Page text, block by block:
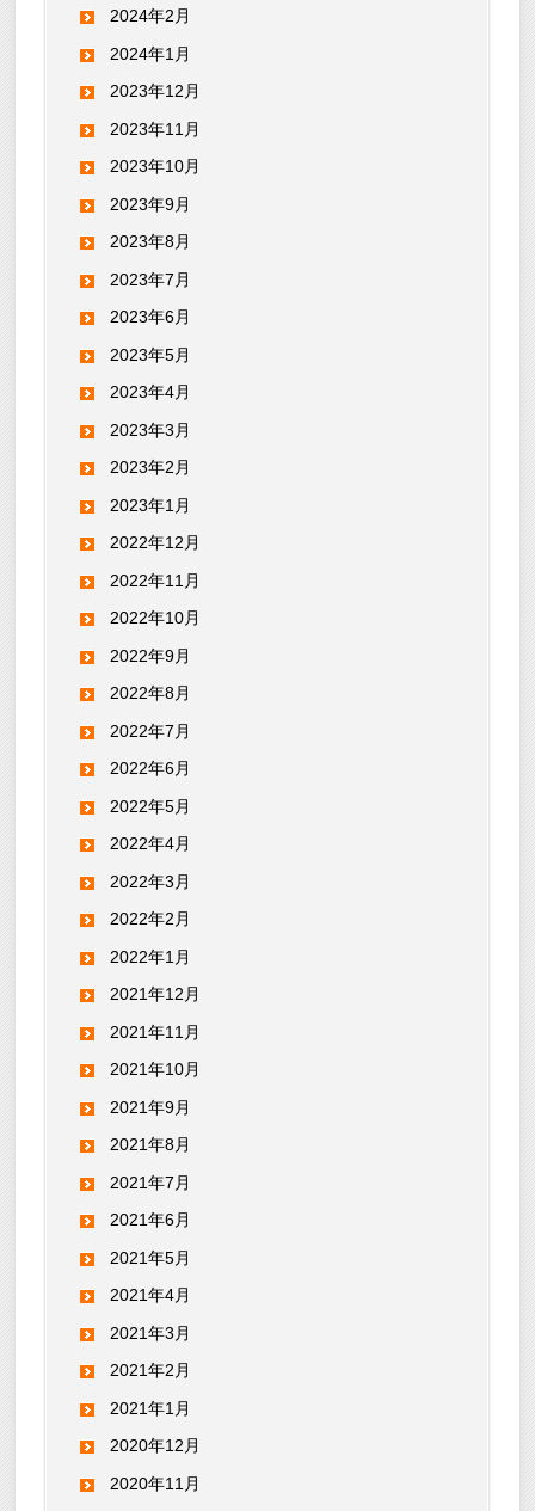
2024年2月
2024年1月
2023年12月
2023年11月
2023年10月
2023年9月
2023年8月
2023年7月
2023年6月
2023年5月
2023年4月
2023年3月
2023年2月
2023年1月
2022年12月
2022年11月
2022年10月
2022年9月
2022年8月
2022年7月
2022年6月
2022年5月
2022年4月
2022年3月
2022年2月
2022年1月
2021年12月
2021年11月
2021年10月
2021年9月
2021年8月
2021年7月
2021年6月
2021年5月
2021年4月
2021年3月
2021年2月
2021年1月
2020年12月
2020年11月